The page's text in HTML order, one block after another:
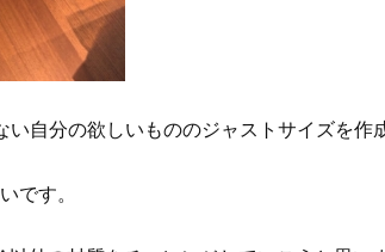
い自分の欲しいもののジャストサイズを作
です。